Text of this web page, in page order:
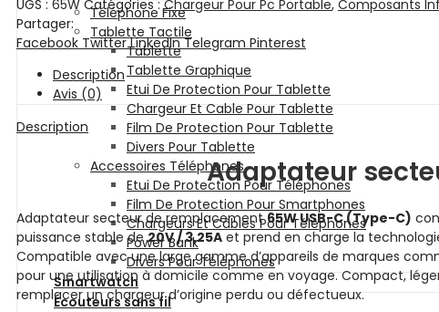
Téléphone Fixe
Tablette Tactile
Tablette
Tablette Graphique
Etui De Protection Pour Tablette
Chargeur Et Cable Pour Tablette
Film De Protection Pour Tablette
Divers Pour Tablette
Accessoires Téléphones
Etui De Protection Pour Téléphones
Film De Protection Pour Smartphones
Chargeurs Et Câbles Pour Téléphones
Power Bank
Divers Pour Téléphones
Smartwatch
Écouteurs sans fil
UGS : 65W Catégories :Chargeur Pour Pc Portable, Composants
Partager:
Facebook Twitter LinkedIn Telegram Pinterest
Description
Avis (0)
Description
Adaptateur
Adaptateur secteur de remplacement65W USB-C (Type-C)
puissance stable de20V / 3,25A et prend en charge la
Compatible avec une large gamme d’appareils de marques
pour une utilisation à domicile comme en voyage. Compact,
remplacer un chargeur d’origine perdu ou défectueux.